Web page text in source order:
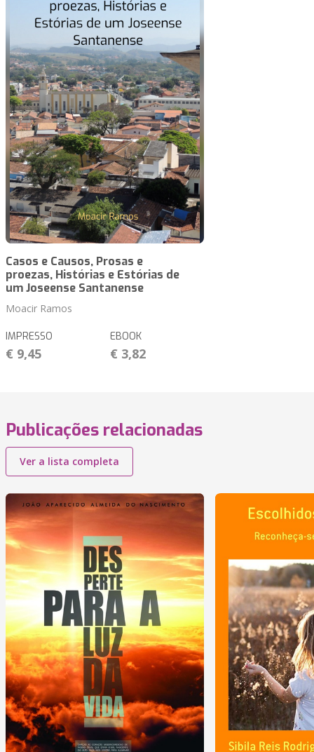
Casos e Causos, Prosas e
proezas, Histórias e Estórias de
um Joseense Santanense
Moacir Ramos
IMPRESSO
€ 9,45
EBOOK
€ 3,82
Publicações relacionadas
Ver a lista completa